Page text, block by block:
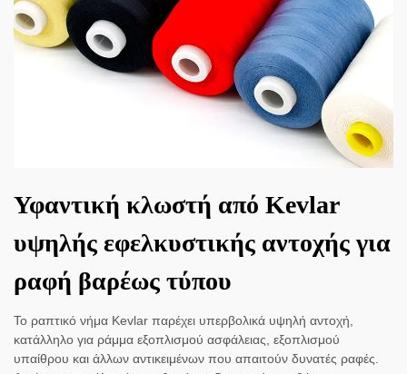
Υφαντική κλωστή από Kevlar
υψηλής εφελκυστικής αντοχής για
ραφή βαρέως τύπου
Το ραπτικό νήμα Kevlar παρέχει υπερβολικά υψηλή αντοχή,
κατάλληλο για ράμμα εξοπλισμού ασφάλειας, εξοπλισμού
υπαίθρου και άλλων αντικειμένων που απαιτούν δυνατές ραφές.